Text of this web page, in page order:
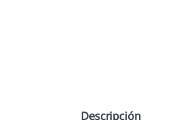
Descripción